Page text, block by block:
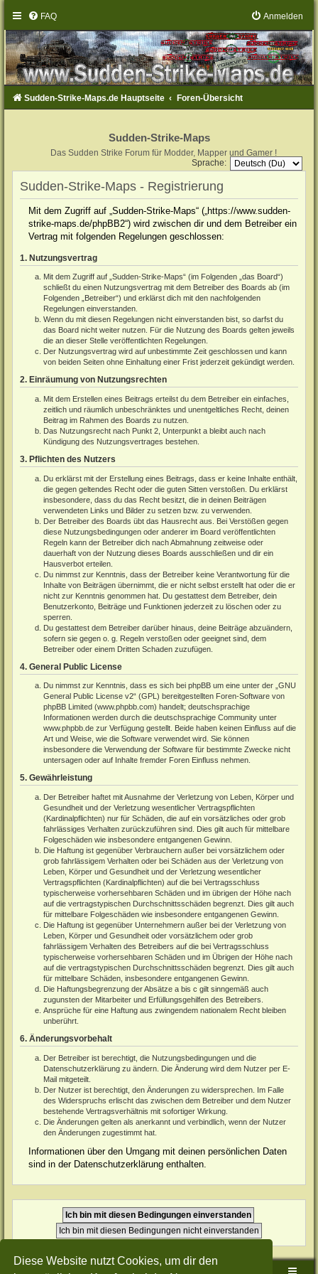
Diese Website nutzt Cookies, um dir den
FAQ Anmelden
Sudden-Strike-Maps.de Hauptseite Foren-Übersicht
Sudden-Strike-Maps
Das Sudden Strike Forum für Modder, Mapper und Gamer !
Sprache:
Sudden-Strike-Maps - Registrierung
Mit dem Zugriff auf „Sudden-Strike-Maps“ („https://www.sudden-
strike-maps.de/phpBB2“) wird zwischen dir und dem Betreiber ein
Vertrag mit folgenden Regelungen geschlossen:
1. Nutzungsvertrag
Mit dem Zugriff auf „Sudden-Strike-Maps“ (im Folgenden „das Board“)
schließt du einen Nutzungsvertrag mit dem Betreiber des Boards ab (im
Folgenden „Betreiber“) und erklärst dich mit den nachfolgenden
Regelungen einverstanden.
Wenn du mit diesen Regelungen nicht einverstanden bist, so darfst du
das Board nicht weiter nutzen. Für die Nutzung des Boards gelten jeweils
die an dieser Stelle veröffentlichten Regelungen.
Der Nutzungsvertrag wird auf unbestimmte Zeit geschlossen und kann
von beiden Seiten ohne Einhaltung einer Frist jederzeit gekündigt werden.
2. Einräumung von Nutzungsrechten
Mit dem Erstellen eines Beitrags erteilst du dem Betreiber ein einfaches,
zeitlich und räumlich unbeschränktes und unentgeltliches Recht, deinen
Beitrag im Rahmen des Boards zu nutzen.
Das Nutzungsrecht nach Punkt 2, Unterpunkt a bleibt auch nach
Kündigung des Nutzungsvertrages bestehen.
3. Pflichten des Nutzers
Du erklärst mit der Erstellung eines Beitrags, dass er keine Inhalte enthält,
die gegen geltendes Recht oder die guten Sitten verstoßen. Du erklärst
insbesondere, dass du das Recht besitzt, die in deinen Beiträgen
verwendeten Links und Bilder zu setzen bzw. zu verwenden.
Der Betreiber des Boards übt das Hausrecht aus. Bei Verstößen gegen
diese Nutzungsbedingungen oder anderer im Board veröffentlichten
Regeln kann der Betreiber dich nach Abmahnung zeitweise oder
dauerhaft von der Nutzung dieses Boards ausschließen und dir ein
Hausverbot erteilen.
Du nimmst zur Kenntnis, dass der Betreiber keine Verantwortung für die
Inhalte von Beiträgen übernimmt, die er nicht selbst erstellt hat oder die er
nicht zur Kenntnis genommen hat. Du gestattest dem Betreiber, dein
Benutzerkonto, Beiträge und Funktionen jederzeit zu löschen oder zu
sperren.
Du gestattest dem Betreiber darüber hinaus, deine Beiträge abzuändern,
sofern sie gegen o. g. Regeln verstoßen oder geeignet sind, dem
Betreiber oder einem Dritten Schaden zuzufügen.
4. General Public License
Du nimmst zur Kenntnis, dass es sich bei phpBB um eine unter der „GNU
General Public License v2“ (GPL) bereitgestellten Foren-Software von
phpBB Limited (www.phpbb.com) handelt; deutschsprachige
Informationen werden durch die deutschsprachige Community unter
www.phpbb.de zur Verfügung gestellt. Beide haben keinen Einfluss auf die
Art und Weise, wie die Software verwendet wird. Sie können
insbesondere die Verwendung der Software für bestimmte Zwecke nicht
untersagen oder auf Inhalte fremder Foren Einfluss nehmen.
5. Gewährleistung
Der Betreiber haftet mit Ausnahme der Verletzung von Leben, Körper und
Gesundheit und der Verletzung wesentlicher Vertragspflichten
(Kardinalpflichten) nur für Schäden, die auf ein vorsätzliches oder grob
fahrlässiges Verhalten zurückzuführen sind. Dies gilt auch für mittelbare
Folgeschäden wie insbesondere entgangenen Gewinn.
Die Haftung ist gegenüber Verbrauchern außer bei vorsätzlichem oder
grob fahrlässigem Verhalten oder bei Schäden aus der Verletzung von
Leben, Körper und Gesundheit und der Verletzung wesentlicher
Vertragspflichten (Kardinalpflichten) auf die bei Vertragsschluss
typischerweise vorhersehbaren Schäden und im übrigen der Höhe nach
auf die vertragstypischen Durchschnittsschäden begrenzt. Dies gilt auch
für mittelbare Folgeschäden wie insbesondere entgangenen Gewinn.
Die Haftung ist gegenüber Unternehmern außer bei der Verletzung von
Leben, Körper und Gesundheit oder vorsätzlichem oder grob
fahrlässigem Verhalten des Betreibers auf die bei Vertragsschluss
typischerweise vorhersehbaren Schäden und im Übrigen der Höhe nach
auf die vertragstypischen Durchschnittsschäden begrenzt. Dies gilt auch
für mittelbare Schäden, insbesondere entgangenen Gewinn.
Die Haftungsbegrenzung der Absätze a bis c gilt sinngemäß auch
zugunsten der Mitarbeiter und Erfüllungsgehilfen des Betreibers.
Ansprüche für eine Haftung aus zwingendem nationalem Recht bleiben
unberührt.
6. Änderungsvorbehalt
Der Betreiber ist berechtigt, die Nutzungsbedingungen und die
Datenschutzerklärung zu ändern. Die Änderung wird dem Nutzer per E-
Mail mitgeteilt.
Der Nutzer ist berechtigt, den Änderungen zu widersprechen. Im Falle
des Widerspruchs erlischt das zwischen dem Betreiber und dem Nutzer
bestehende Vertragsverhältnis mit sofortiger Wirkung.
Die Änderungen gelten als anerkannt und verbindlich, wenn der Nutzer
den Änderungen zugestimmt hat.
Informationen über den Umgang mit deinen persönlichen Daten
sind in der Datenschutzerklärung enthalten.
Sudden-Strike-Maps.de Hauptseite Foren-Übersicht